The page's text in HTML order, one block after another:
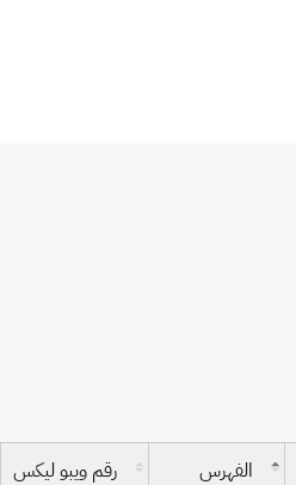
الفهرس
رقم ويبو ليكس